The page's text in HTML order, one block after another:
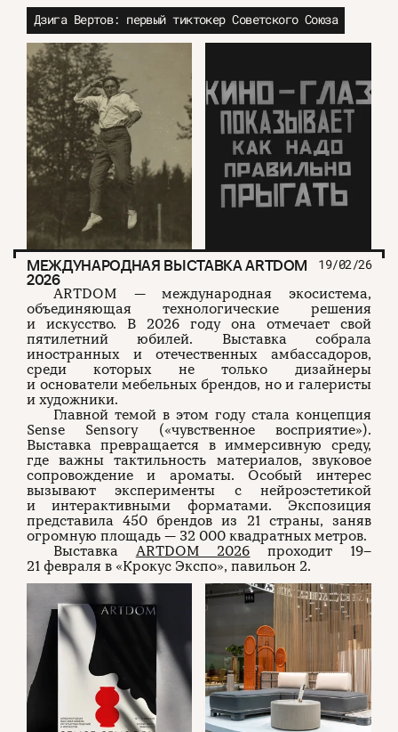
Дзига Вертов: первый тиктокер Советского Союза
МЕЖДУНАРОДНАЯ ВЫСТАВКА ARTDOM
2026
19/02/26
ARTDOM — международная экосистема,
объединяющая технологические решения
и искусство. В 2026 году она отмечает свой
пятилетний юбилей. Выставка собрала
иностранных и отечественных амбассадоров,
среди которых не только дизайнеры
и основатели мебельных брендов, но и галеристы
и художники.
Главной темой в этом году стала концепция
Sense Sensory («чувственное восприятие»).
Выставка превращается в иммерсивную среду,
где важны тактильность материалов, звуковое
сопровождение и ароматы. Особый интерес
вызывают эксперименты с нейроэстетикой
и интерактивными форматами. Экспозиция
представила 450 брендов из 21 страны, заняв
огромную площадь — 32 000 квадратных метров.
Выставка ARTDOM 2026 проходит 19–
21 февраля в «Крокус Экспо», павильон 2.